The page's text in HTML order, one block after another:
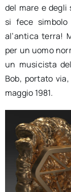
del mare e degli
si fece
al’antica terra!
per un uomo
un musicista
Bob, portato
maggio 1981.